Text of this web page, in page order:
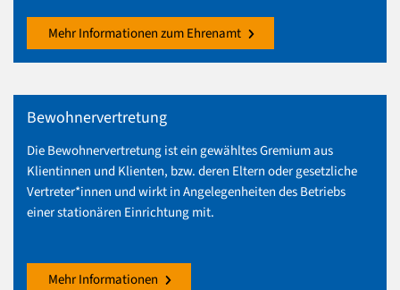
Mehr Informationen zum Ehrenamt
Bewohnervertretung
Die Bewohnervertretung ist ein gewähltes Gremium aus
Klientinnen und Klienten, bzw. deren Eltern oder gesetzliche
Vertreter*innen und wirkt in Angelegenheiten des Betriebs
einer stationären Einrichtung mit.
Mehr Informationen